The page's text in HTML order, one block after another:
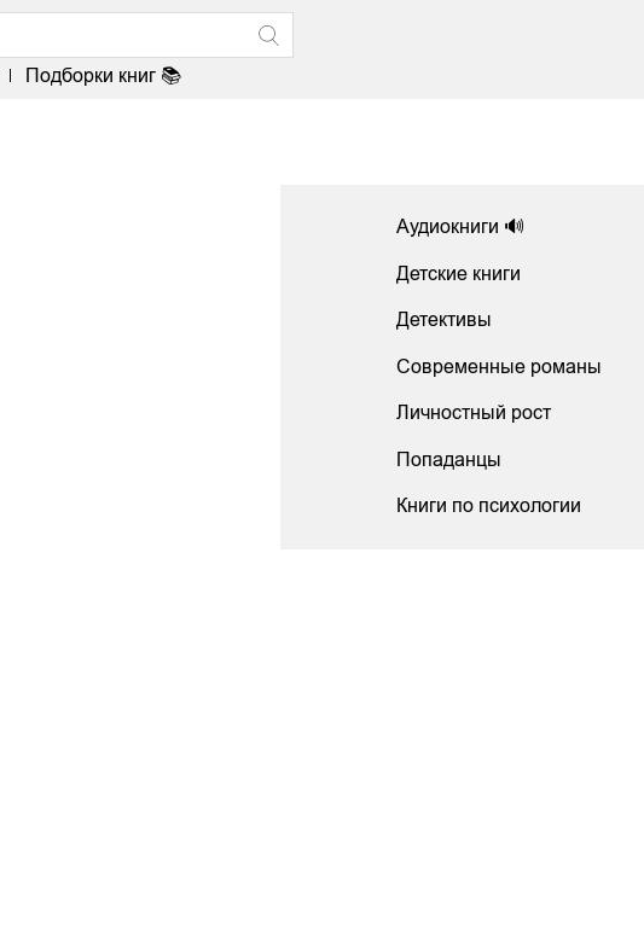
Подборки книг 📚
Аудиокниги 🔊
Детские книги
Детективы
Современные романы
Личностный рост
Попаданцы
Книги по психологии